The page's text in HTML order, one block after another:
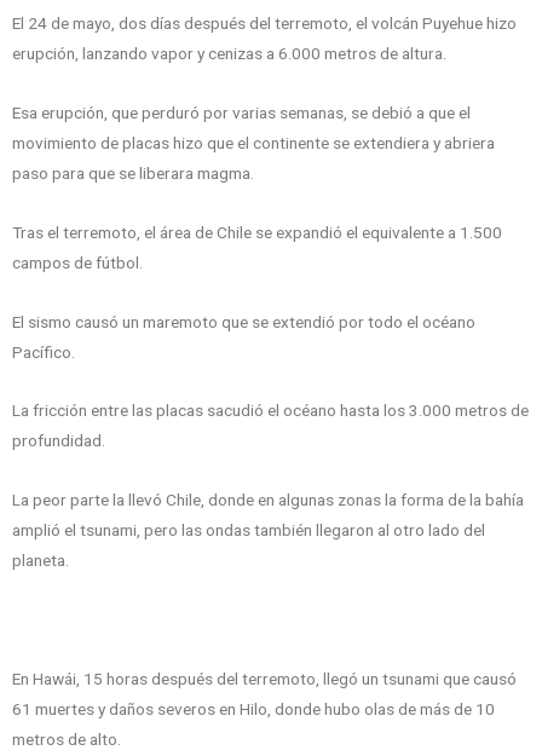
El 24 de mayo, dos días después del terremoto, el volcán Puyehue hizo
erupción, lanzando vapor y cenizas a 6.000 metros de altura.
Esa erupción, que perduró por varias semanas, se debió a que el
movimiento de placas hizo que el continente se extendiera y abriera
paso para que se liberara magma.
Tras el terremoto, el área de Chile se expandió el equivalente a 1.500
campos de fútbol.
El sismo causó un maremoto que se extendió por todo el océano
Pacífico.
La fricción entre las placas sacudió el océano hasta los 3.000 metros de
profundidad.
La peor parte la llevó Chile, donde en algunas zonas la forma de la bahía
amplió el tsunami, pero las ondas también llegaron al otro lado del
planeta.
En Hawái, 15 horas después del terremoto, llegó un tsunami que causó
61 muertes y daños severos en Hilo, donde hubo olas de más de 10
metros de alto.